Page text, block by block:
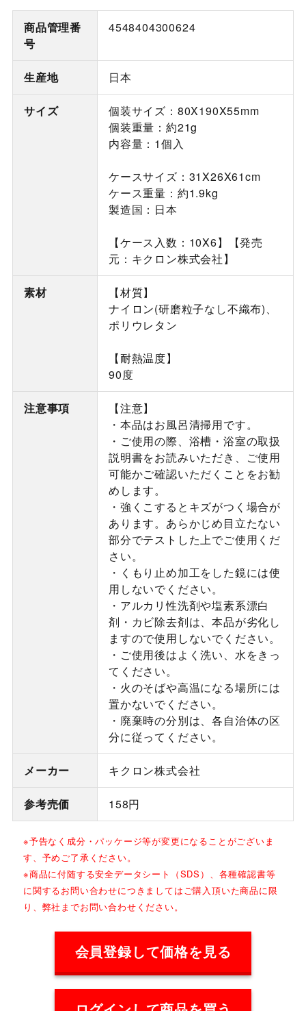
商品管理番
号
4548404300624
生産地 日本
サイズ
個装サイズ：80X190X55mm
個装重量：約21g
内容量：1個入
ケースサイズ：31X26X61cm
ケース重量：約1.9kg
製造国：日本
【ケース入数：10X6】【発売
元：キクロン株式会社】
素材
【材質】
ナイロン(研磨粒子なし不織布)、
ポリウレタン
【耐熱温度】
90度
注意事項
【注意】
・本品はお風呂清掃用です。
・ご使用の際、浴槽・浴室の取扱
説明書をお読みいただき、ご使用
可能かご確認いただくことをお勧
めします。
・強くこするとキズがつく場合が
あります。あらかじめ目立たない
部分でテストした上でご使用くだ
さい。
・くもり止め加工をした鏡には使
用しないでください。
・アルカリ性洗剤や塩素系漂白
剤・カビ除去剤は、本品が劣化し
ますので使用しないでください。
・ご使用後はよく洗い、水をきっ
てください。
・火のそばや高温になる場所には
置かないでください。
・廃棄時の分別は、各自治体の区
分に従ってください。
メーカー キクロン株式会社
参考売価 158円
※予告なく成分・パッケージ等が変更になることがございま
す、予めご了承ください。
※商品に付随する安全データシート（SDS）、各種確認書等
に関するお問い合わせにつきましてはご購入頂いた商品に限
り、弊社までお問い合わせください。
会員登録して価格を見る